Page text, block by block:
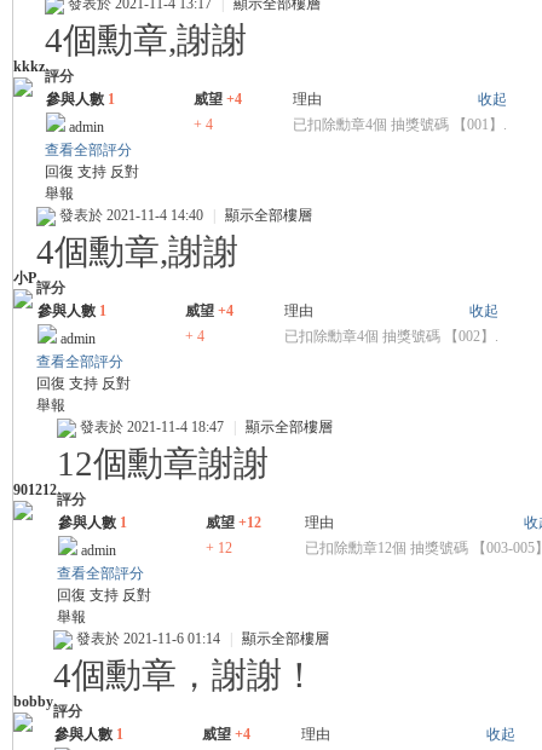
kkkz
發表於 2021-11-4 13:17 顯示全部樓層
4個勳章,謝謝
評分
參與人數 1 威望 +4 收起
理由
admin
+ 4
已扣除勳章4個 抽獎號碼 【001】.
查看全部評分
回復 支持 反對
舉報
小P
發表於 2021-11-4 14:40 顯示全部樓層
4個勳章,謝謝
評分
參與人數 1 威望 +4 收起
理由
admin
+ 4
已扣除勳章4個 抽獎號碼 【002】.
查看全部評分
回復 支持 反對
舉報
901212
發表於 2021-11-4 18:47 顯示全部樓層
12個勳章謝謝
評分
參與人數 1 威望 +12 收
理由
admin
+ 12
已扣除勳章12個 抽獎號碼 【003-005
查看全部評分
回復 支持 反對
舉報
bobby
發表於 2021-11-6 01:14 顯示全部樓層
4個勳章，謝謝！
評分
參與人數 1 威望 +4 收起
理由